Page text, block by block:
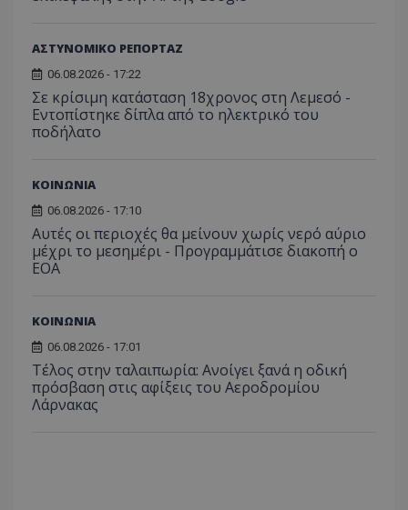
ΑΣΤΥΝΟΜΙΚΟ ΡΕΠΟΡΤΑΖ
06.08.2026 - 17:22
Σε κρίσιμη κατάσταση 18χρονος στη Λεμεσό -
Εντοπίστηκε δίπλα από το ηλεκτρικό του
ποδήλατο
ΚΟΙΝΩΝΙΑ
06.08.2026 - 17:10
Αυτές οι περιοχές θα μείνουν χωρίς νερό αύριο
μέχρι το μεσημέρι - Προγραμμάτισε διακοπή ο
ΕΟΑ
ΚΟΙΝΩΝΙΑ
06.08.2026 - 17:01
Τέλος στην ταλαιπωρία: Ανοίγει ξανά η οδική
πρόσβαση στις αφίξεις του Αεροδρομίου
Λάρνακας
Τα απολύτως απαραίτητα cookies επιτρέπουν
βασικές λειτουργίες του ιστότοπου, όπως τη
σύνδεση χρήστη και τη διαχείριση λογαριασμού.
Ονοματεπώνυμο
usprivacy
ASP.NET_SessionId